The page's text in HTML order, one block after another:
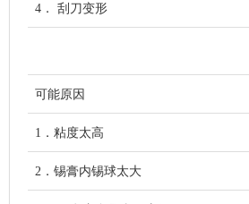
4． 刮刀变形
可能原因
1．粘度太高
2．锡膏内锡球太大